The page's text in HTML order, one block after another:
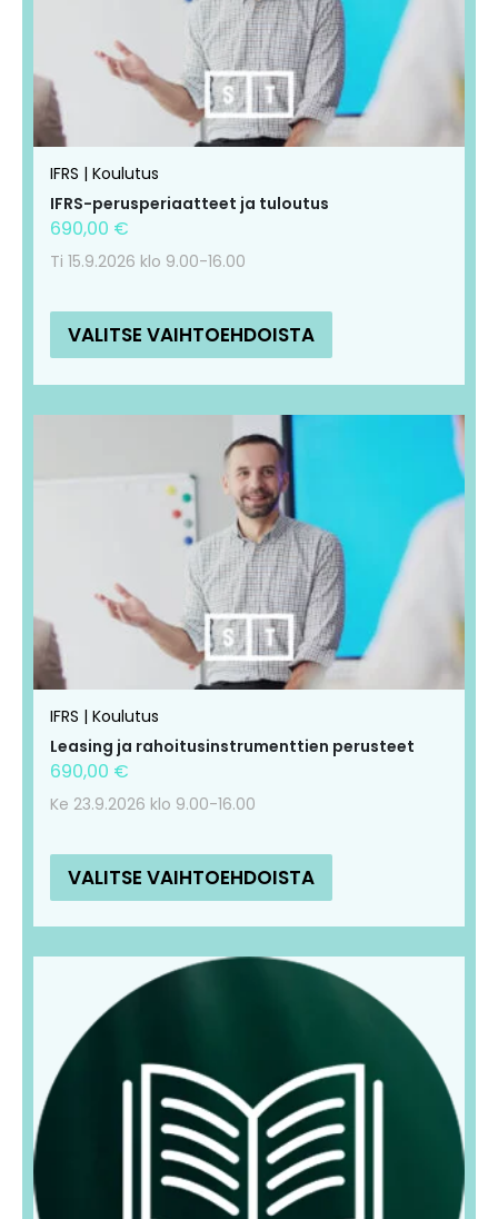
IFRS | Koulutus
IFRS-perusperiaatteet ja tuloutus
690,00 €
Ti 15.9.2026 klo 9.00-16.00
VALITSE VAIHTOEHDOISTA
muunnelma.
Voit
tehdä
valinnat
tuotteen
IFRS | Koulutus
Leasing ja rahoitusinstrumenttien perusteet
690,00 €
Ke 23.9.2026 klo 9.00-16.00
VALITSE VAIHTOEHDOISTA
muunnelma.
Voit
tehdä
valinnat
tuotteen